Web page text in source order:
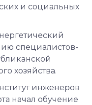
и социальных
специалистов-
хозяйства.
инженеров
начал обучение